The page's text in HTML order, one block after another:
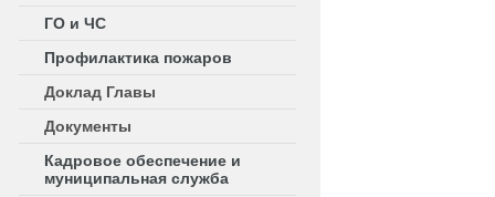
ГО и ЧС
Профилактика пожаров
Доклад Главы
Документы
Кадровое обеспечение и
муниципальная служба